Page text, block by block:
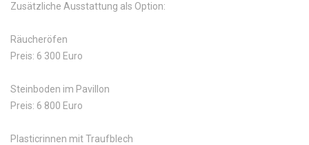
Zusätzliche Ausstattung als Option:
Räucheröfen
Preis: 6 300 Euro
Steinboden im Pavillon
Preis: 6 800 Euro
Plasticrinnen mit Traufblech